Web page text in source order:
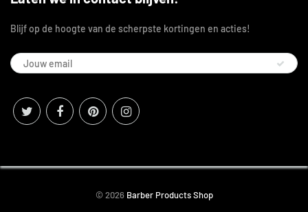
Blijf op de hoogte van de scherpste kortingen en acties!
© 2026 Barber Products Shop